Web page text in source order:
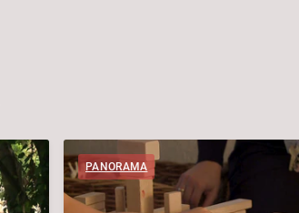
PANORAMA